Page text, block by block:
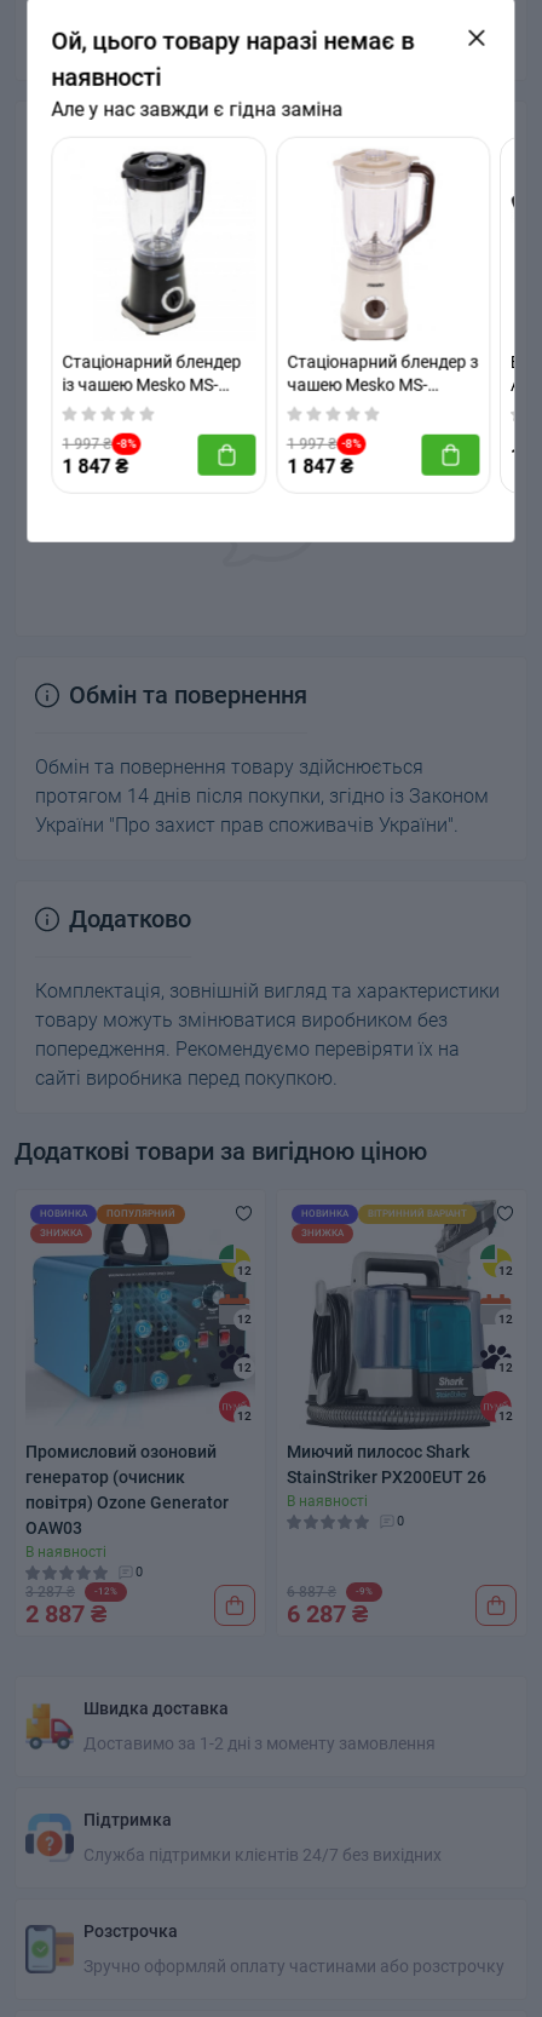
Додайте питання, і ми відповімо найближчим часом.
Немає питань про даний товар, станьте
першим і задайте своє питання.
Обмін та повернення
Обмін та повернення товару здійснюється
протягом 14 днів після покупки, згідно із Законом
України "Про захист прав споживачів України".
Додатково
Комплектація, зовнішній вигляд та характеристики
товару можуть змінюватися виробником без
попередження. Рекомендуємо перевіряти їх на
сайті виробника перед покупкою.
Додаткові товари за вигідною ціною
НОВИНКА
ПОПУЛЯРНИЙ
ЗНИЖКА
12
12
12
12
Промисловий озоновий
генератор (очисник
повітря) Ozone Generator
OAW03
В наявності
0
3 287 ₴ -12%
2 887 ₴
НОВИНКА
ВІТРИННИЙ ВАРІАНТ
ЗНИЖКА
12
12
12
12
Миючий пилосос Shark
StainStriker PX200EUT 26
В наявності
0
6 887 ₴ -9%
6 287 ₴
Швидка доставка
Доставимо за 1-2 дні з моменту замовлення
Підтримка
Служба підтримки клієнтів 24/7 без вихідних
Розстрочка
Зручно оформляй оплату частинами або розстрочку
Ой, цього товару наразі немає в
наявності
Але у нас завжди є гідна заміна
Стаціонарний блендер
із чашею Mesko MS-
4079 Black
1 997 ₴ -8%
1 847 ₴
Стаціонарний блендер з
чашею Mesko MS-
4079BE
1 997 ₴ -8%
1 847 ₴ 1